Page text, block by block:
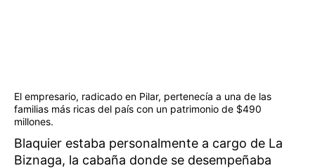
El empresario, radicado en Pilar, pertenecía a una de las
familias más ricas del país con un patrimonio de $490
millones.
Blaquier estaba personalmente a cargo de La
Biznaga, la cabaña donde se desempeñaba